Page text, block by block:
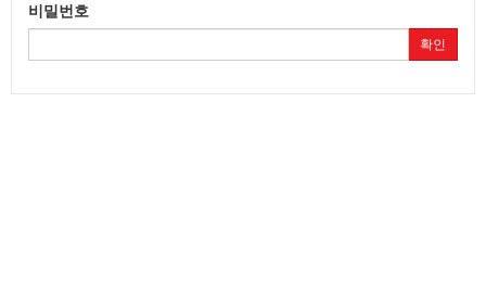
비밀번호
확인